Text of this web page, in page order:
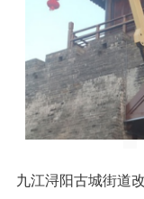
九江浔阳古城街道